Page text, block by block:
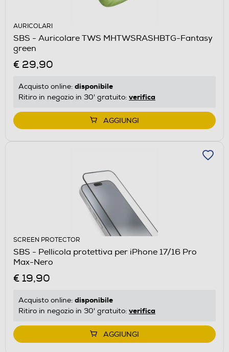
AURICOLARI
SBS - Auricolare TWS MHTWSRASHBTG-Fantasy
green
€ 29,90
Acquisto online: disponibile
Ritiro in negozio in 30' gratuito: verifica
AGGIUNGI
SCREEN PROTECTOR
SBS - Pellicola protettiva per iPhone 17/16 Pro
Max-Nero
€ 19,90
Acquisto online: disponibile
Ritiro in negozio in 30' gratuito: verifica
AGGIUNGI